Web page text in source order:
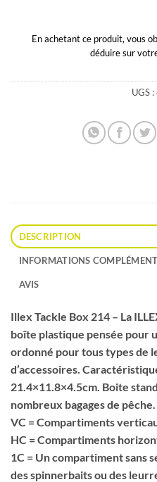
En achetant ce produit, vous
déduire sur
UGS :
DESCRIPTION
INFORMATIONS
AVIS
Illex Tackle Box 214 – La
boîte plastique pensée pour
ordonné pour tous types de
d’accessoires.
21.4×11.8×4.5cm. Boite
nombreux bagages de pêche.
VC = Compartiments
HC = Compartiments
1C = Un compartiment sans
des spinnerbaits ou des